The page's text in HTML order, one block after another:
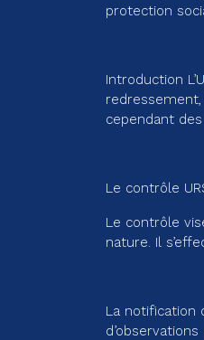
protection
Introduction
cependant
Le contrôle
Le contrôle
nature. Il
La notification